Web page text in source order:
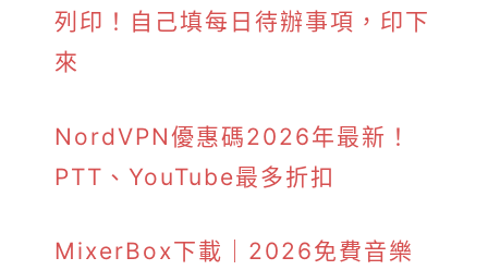
列印！自己填每日待辦事項，印下
來
NordVPN優惠碼2026年最新！
PTT、YouTube最多折扣
MixerBox下載｜2026免費音樂